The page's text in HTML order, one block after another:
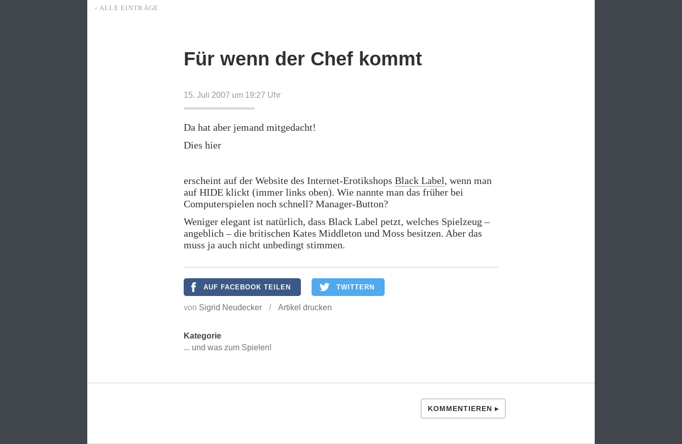
‹ ALLE EINTRÄGE
Für wenn der Chef kommt
15. Juli 2007 um 19:27 Uhr
Da hat aber jemand mitgedacht!
Dies hier
erscheint auf der Website des Internet-Erotikshops Black Label, wenn man
auf HIDE klickt (immer links oben). Wie nannte man das früher bei
Computerspielen noch schnell? Manager-Button?
Weniger elegant ist natürlich, dass Black Label petzt, welches Spielzeug –
angeblich – die britischen Kates Middleton und Moss besitzen. Aber das
muss ja auch nicht unbedingt stimmen.
AUF FACEBOOK TEILEN TWITTERN
von Sigrid Neudecker / Artikel drucken
Kategorie
... und was zum Spielen!
KOMMENTIEREN ▸